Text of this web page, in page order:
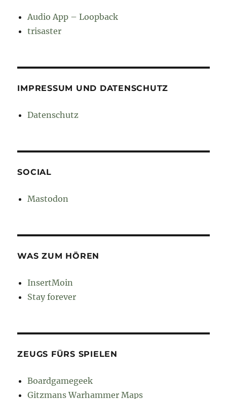
Audio App – Loopback
trisaster
IMPRESSUM UND DATENSCHUTZ
Datenschutz
SOCIAL
Mastodon
WAS ZUM HÖREN
InsertMoin
Stay forever
ZEUGS FÜRS SPIELEN
Boardgamegeek
Gitzmans Warhammer Maps